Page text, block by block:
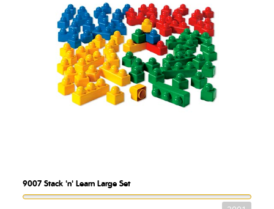
9007 Stack 'n' Learn Large Set